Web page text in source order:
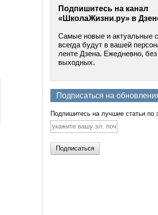
Подпишитесь на канал
«ШколаЖизни.ру» в
Самые новые и актуальные
всегда будут в вашей
ленте Дзена. Ежедневно, без
выходных.
Подписаться на
Подпишитесь на лучшие статьи по